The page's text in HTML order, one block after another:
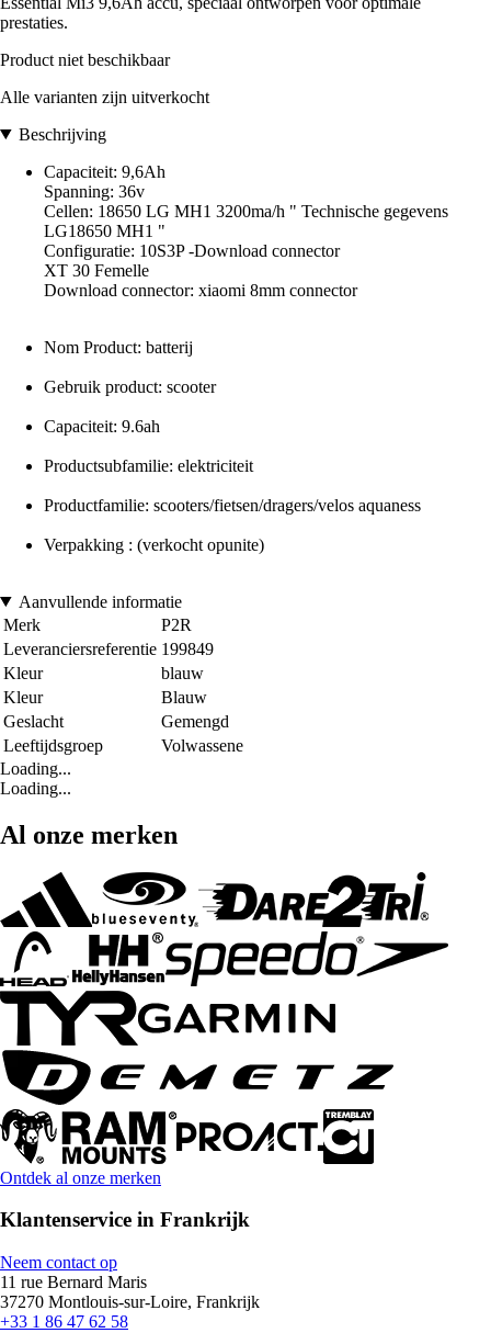
prestaties.
Product niet beschikbaar
Alle varianten zijn uitverkocht
Beschrijving
Capaciteit: 9,6Ah
Spanning: 36v
Cellen: 18650 LG MH1 3200ma/h " Technische gegevens
LG18650 MH1 "
Configuratie: 10S3P -Download connector
XT 30 Femelle
Download connector: xiaomi 8mm connector
Nom Product: batterij
Gebruik product: scooter
Capaciteit: 9.6ah
Productsubfamilie: elektriciteit
Productfamilie: scooters/fietsen/dragers/velos aquaness
Verpakking : (verkocht opunite)
Aanvullende informatie
Merk
P2R
Leveranciersreferentie 199849
Kleur
blauw
Kleur
Blauw
Geslacht
Gemengd
Leeftijdsgroep
Volwassene
Loading...
Loading...
Al onze merken
Ontdek al onze merken
Klantenservice in Frankrijk
Neem contact op
11 rue Bernard Maris
37270 Montlouis-sur-Loire, Frankrijk
+33 1 86 47 62 58